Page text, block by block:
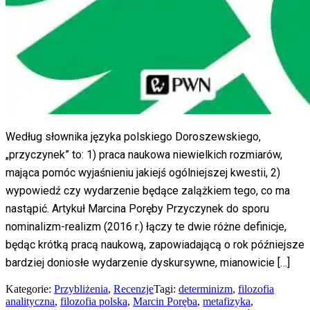
Według słownika języka polskiego Doroszewskiego,
„przyczynek” to: 1) praca naukowa niewielkich rozmiarów,
mająca pomóc wyjaśnieniu jakiejś ogólniejszej kwestii, 2)
wypowiedź czy wydarzenie będące zalążkiem tego, co ma
nastąpić. Artykuł Marcina Poręby Przyczynek do sporu
nominalizm-realizm (2016 r.) łączy te dwie różne definicje,
będąc krótką pracą naukową, zapowiadającą o rok późniejsze
bardziej doniosłe wydarzenie dyskursywne, mianowicie […]
Kategorie: Przybliżenia, RecenzjeTagi: determinizm, filozofia
analityczna, filozofia polska, Marcin Poręba, metafizyka,